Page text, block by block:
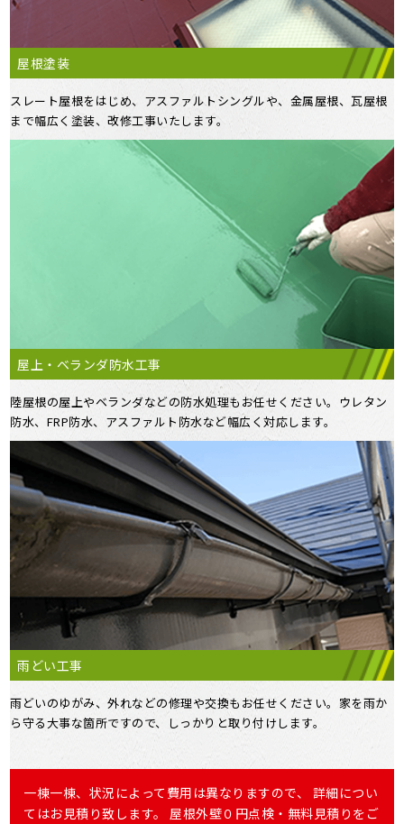
屋根塗装
スレート屋根をはじめ、アスファルトシングルや、金属屋根、瓦屋根
まで幅広く塗装、改修工事いたします。
屋上・ベランダ防水工事
陸屋根の屋上やベランダなどの防水処理もお任せください。ウレタン
防水、FRP防水、アスファルト防水など幅広く対応します。
雨どい工事
雨どいのゆがみ、外れなどの修理や交換もお任せください。家を雨か
ら守る大事な箇所ですので、しっかりと取り付けします。
一棟一棟、状況によって費用は異なりますので、 詳細につい
てはお見積り致します。 屋根外壁０円点検・無料見積りをご